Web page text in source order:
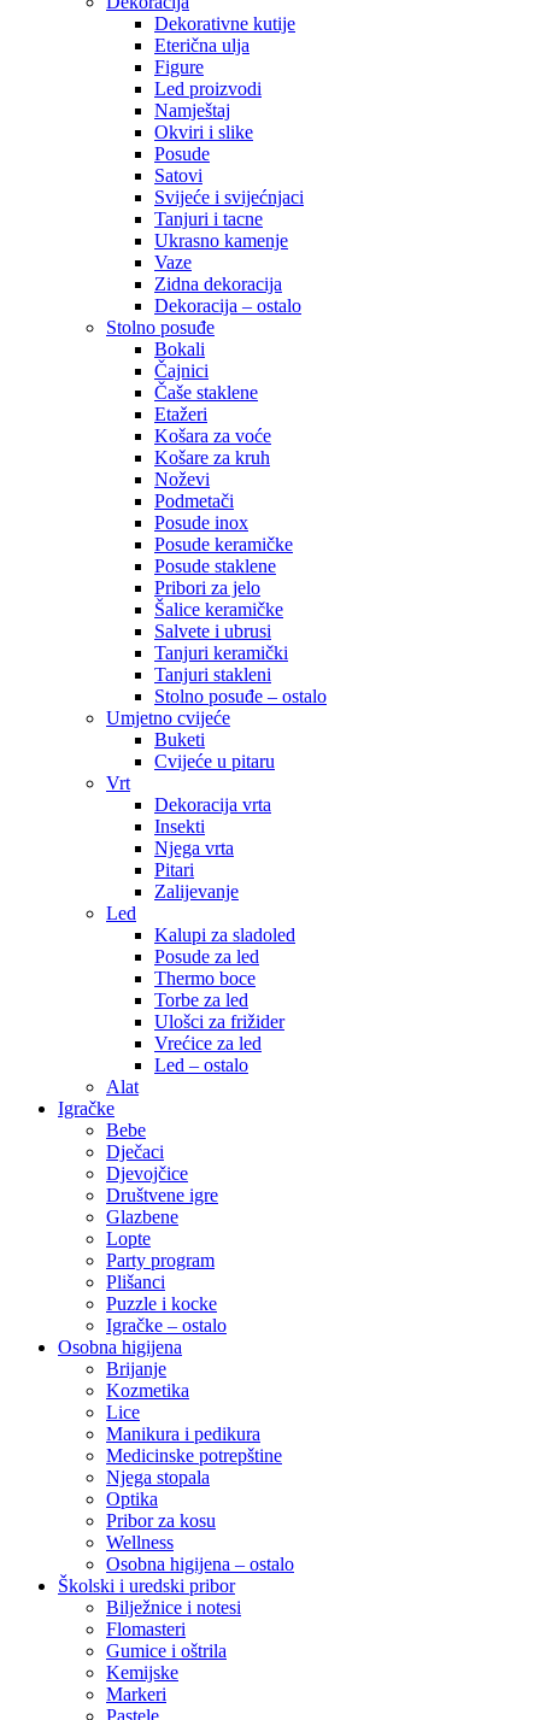
Dekorativne kutije
Eterična ulja
Figure
Led proizvodi
Namještaj
Okviri i slike
Posude
Satovi
Svijeće i svijećnjaci
Tanjuri i tacne
Ukrasno kamenje
Vaze
Zidna dekoracija
Dekoracija – ostalo
Stolno posuđe
Bokali
Čajnici
Čaše staklene
Etažeri
Košara za voće
Košare za kruh
Noževi
Podmetači
Posude inox
Posude keramičke
Posude staklene
Pribori za jelo
Šalice keramičke
Salvete i ubrusi
Tanjuri keramički
Tanjuri stakleni
Stolno posuđe – ostalo
Umjetno cvijeće
Buketi
Cvijeće u pitaru
Vrt
Dekoracija vrta
Insekti
Njega vrta
Pitari
Zalijevanje
Led
Kalupi za sladoled
Posude za led
Thermo boce
Torbe za led
Ulošci za frižider
Vrećice za led
Led – ostalo
Alat
Igračke
Bebe
Dječaci
Djevojčice
Društvene igre
Glazbene
Lopte
Party program
Plišanci
Puzzle i kocke
Igračke – ostalo
Osobna higijena
Brijanje
Kozmetika
Lice
Manikura i pedikura
Medicinske potrepštine
Njega stopala
Optika
Pribor za kosu
Wellness
Osobna higijena – ostalo
Školski i uredski pribor
Bilježnice i notesi
Flomasteri
Gumice i oštrila
Kemijske
Markeri
Pastele